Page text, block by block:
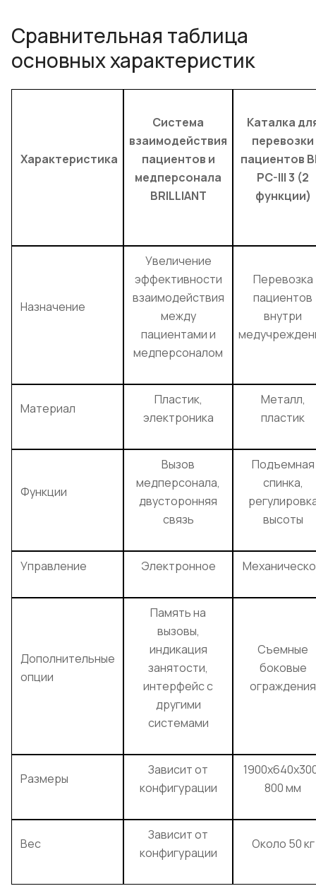
Сравнительная таблица
основных характеристик
Характеристика
Система
взаимодействия
пациентов и
медперсонала
BRILLIANT
Каталка
перевозки
пациентов
PC-III 3 (2
функции)
Назначение
Увеличение
эффективности
взаимодействия
между
пациентами и
медперсоналом
Перевозка
пациентов
внутри
Материал
Пластик,
электроника
Металл,
пластик
Функции
Вызов
медперсонала,
двусторонняя
связь
Подъемная
спинка,
высоты
Управление Электронное
Дополнительные
опции
Память на
вызовы,
индикация
занятости,
интерфейс с
другими
системами
Съемные
боковые
ограждения
Размеры
Зависит от
конфигурации
800 мм
Вес
Зависит от
конфигурации
Около 50 кг